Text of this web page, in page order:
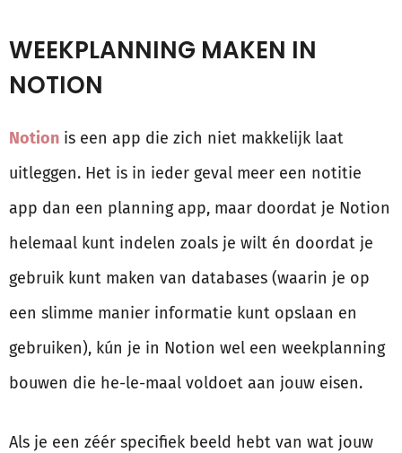
WEEKPLANNING MAKEN IN
NOTION
Notion is een app die zich niet makkelijk laat
uitleggen. Het is in ieder geval meer een notitie
app dan een planning app, maar doordat je Notion
helemaal kunt indelen zoals je wilt én doordat je
gebruik kunt maken van databases (waarin je op
een slimme manier informatie kunt opslaan en
gebruiken), kún je in Notion wel een weekplanning
bouwen die he-le-maal voldoet aan jouw eisen.
Als je een zéér specifiek beeld hebt van wat jouw